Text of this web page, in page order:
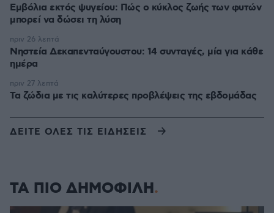
Εμβόλια εκτός ψυγείου: Πώς ο κύκλος ζωής των φυτών
μπορεί να δώσει τη λύση
Νηστεία Δεκαπενταύγουστου: 14 συνταγές, μία για κάθε
ημέρα
πριν 26 λεπτά
Τα ζώδια με τις καλύτερες προβλέψεις της εβδομάδας
πριν 27 λεπτά
ΔΕΙΤΕ ΟΛΕΣ ΤΙΣ ΕΙΔΗΣΕΙΣ
ΤΑ ΠΙΟ ΔΗΜΟΦΙΛΗ